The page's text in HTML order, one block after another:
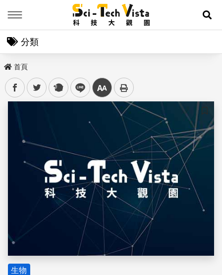
展
分類
首頁
facebooktwitter plurk line 中
儲存
生物